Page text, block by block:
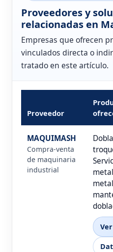
Proveedores y
relacionadas en
Empresas que ofrecen
vinculados directa o
tratado en este artículo.
Proveedor
MAQUIMASH
Compra-venta
de maquinaria
industrial